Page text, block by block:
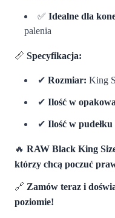
✅ Idealne dla
palenia
📏 Specyfikacja:
✔ Rozmiar: King
✔ Ilość w
✔ Ilość w
🔥 RAW Black King
którzy chcą poczuć
🔗 Zamów teraz i
poziomie!